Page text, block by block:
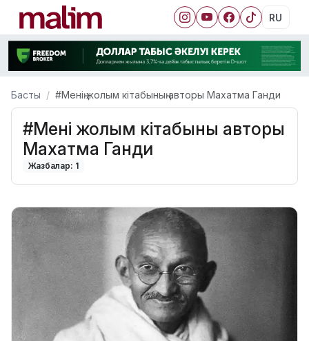
RU
Басты #Менің жолым кітабының авторы Махатма Ганди
#Менің жолым кітабының авторы
Махатма Ганди
Жазбалар: 1